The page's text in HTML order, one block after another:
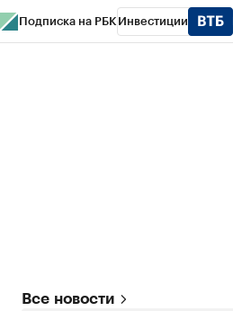
Подписка на РБК Инвестиции
Все новости